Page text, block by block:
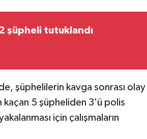
şüpheli tutuklandı
şüphelilerin kavga sonrası olay
kaçan 5 şüpheliden 3'ü polis
için çalışmaların